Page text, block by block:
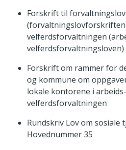
Forskrift til
velferdsforvaltningen
velferdsforvaltningsloven)
Forskrift om rammer for
og kommune om
lokale kontorene i
velferdsforvaltningen
Rundskriv Lov om sosiale
Hovednummer 35